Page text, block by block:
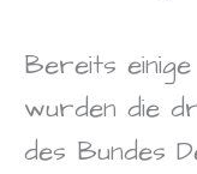
Bereits
wurden die
des Bundes